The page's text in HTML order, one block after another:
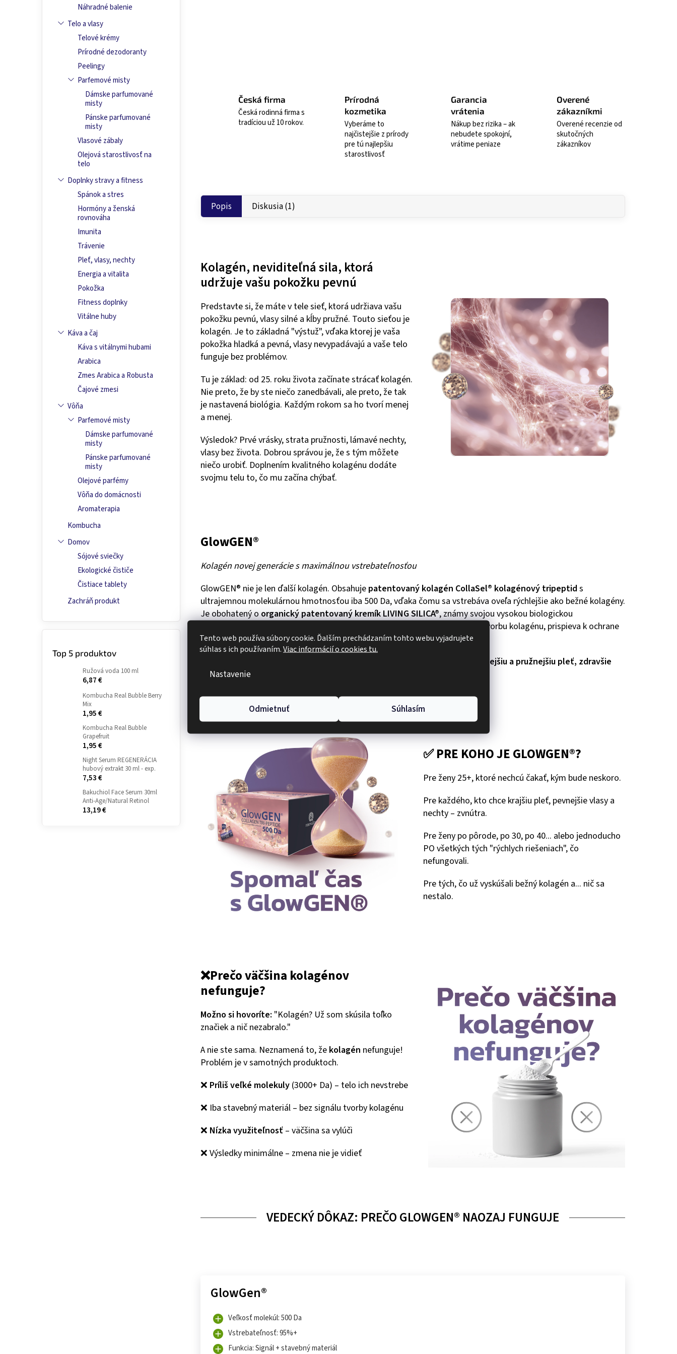
Tento web používa súbory cookie. Ďalším prechádzaním tohto webu vyjadrujete
súhlas s ich používaním.Viac informácií o cookies tu.
Nastavenie
Odmietnuť Súhlasím
Náhradné balenie
Telo a vlasy
Telové krémy
Prírodné dezodoranty
Peelingy
Parfemové misty
Dámske parfumované
misty
Pánske parfumované
misty
Vlasové zábaly
Olejová starostlivosť na
telo
Doplnky stravy a fitness
Spánok a stres
Hormóny a ženská
rovnováha
Imunita
Trávenie
Pleť, vlasy, nechty
Energia a vitalita
Pokožka
Fitness doplnky
Vitálne huby
Káva a čaj
Káva s vitálnymi hubami
Arabica
Zmes Arabica a Robusta
Čajové zmesi
Vôňa
Parfemové misty
Dámske parfumované
misty
Pánske parfumované
misty
Olejové parfémy
Vôňa do domácnosti
Aromaterapia
Kombucha
Domov
Sójové sviečky
Ekologické čističe
Čistiace tablety
Zachráň produkt
Top 5 produktov
Ružová voda 100 ml
6,87 €
Kombucha Real Bubble Berry
Mix
1,95 €
Kombucha Real Bubble
Grapefruit
1,95 €
Night Serum REGENERÁCIA
hubový extrakt 30 ml - exp.
7,53 €
Bakuchiol Face Serum 30ml
Anti-Age/Natural Retinol
13,19 €
Česká firma
Česká rodinná firma s
tradíciou už 10 rokov.
Prírodná
kozmetika
Vyberáme to
najčistejšie z prírody
pre tú najlepšiu
starostlivosť
Garancia
vrátenia
Nákup bez rizika – ak
nebudete spokojní,
vrátime peniaze
Overené
zákazníkmi
Overené recenzie od
skutočných
zákazníkov
Popis Diskusia (1)
Kolagén, neviditeľná sila, ktorá
udržuje vašu pokožku pevnú
Predstavte si, že máte v tele sieť, ktorá udržiava vašu
pokožku pevnú, vlasy silné a kĺby pružné. Touto sieťou je
kolagén. Je to základná "výstuž", vďaka ktorej je vaša
pokožka hladká a pevná, vlasy nevypadávajú a vaše telo
funguje bez problémov.
Tu je základ: od 25. roku života začínate strácať kolagén.
Nie preto, že by ste niečo zanedbávali, ale preto, že tak
je nastavená biológia. Každým rokom sa ho tvorí menej
a menej.
Výsledok? Prvé vrásky, strata pružnosti, lámavé nechty,
vlasy bez života. Dobrou správou je, že s tým môžete
niečo urobiť. Doplnením kvalitného kolagénu dodáte
svojmu telu to, čo mu začína chýbať.
GlowGEN®
Kolagén novej generácie s maximálnou vstrebateľnosťou
GlowGEN® nie je len ďalší kolagén. Obsahuje patentovaný kolagén CollaSel® kolagénový tripeptids
ultrajemnou molekulárnou hmotnosťou iba 500 Da, vďaka čomu sa vstrebáva oveľa rýchlejšie ako bežné kolagény.
Je obohatený oorganický patentovaný kremík LIVING SILICA®, známy svojou vysokou biologickou
, ktorý podporuje normálnu tvorbu kolagénu, prispieva k ochrane
buniek pred oxidatívnym stresom.
pevnejšiu a pružnejšiu pleť, zdravšie
vlasy, aj celkovú vitalitu.
✅ PRE KOHO JE GLOWGEN®?
Pre ženy 25+, ktoré nechcú čakať, kým bude neskoro.
Pre každého, kto chce krajšiu pleť, pevnejšie vlasy a
nechty – zvnútra.
Pre ženy po pôrode, po 30, po 40... alebo jednoducho
PO všetkých tých "rýchlych riešeniach", čo
nefungovali.
Pre tých, čo už vyskúšali bežný kolagén a... nič sa
nestalo.
❌Prečo väčšina kolagénov
nefunguje?
Možno si hovoríte: "Kolagén? Už som skúsila toľko
značiek a nič nezabralo."
A nie ste sama. Neznamená to, že kolagén nefunguje!
Problém je v samotných produktoch.
❌ Príliš veľké molekuly (3000+ Da) – telo ich nevstrebe
❌ Iba stavebný materiál – bez signálu tvorby kolagénu
❌ Nízka využiteľnosť – väčšina sa vylúči
❌ Výsledky minimálne – zmena nie je vidieť
VEDECKÝ DÔKAZ: PREČO GLOWGEN® NAOZAJ FUNGUJE
GlowGen®
Veľkosť molekúl: 500 Da
Vstrebateľnosť: 95%+
Funkcia: Signál + stavebný materiál